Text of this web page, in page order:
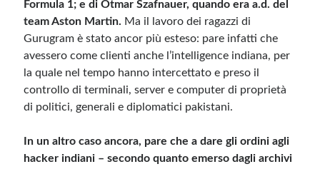
Formula 1; e di Otmar Szafnauer, quando era a.d. del
team Aston Martin. Ma il lavoro dei ragazzi di
Gurugram è stato ancor più esteso: pare infatti che
avessero come clienti anche l’intelligence indiana, per
la quale nel tempo hanno intercettato e preso il
controllo di terminali, server e computer di proprietà
di politici, generali e diplomatici pakistani.
In un altro caso ancora, pare che a dare gli ordini agli
hacker indiani – secondo quanto emerso dagli archivi